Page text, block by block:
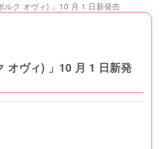
ルク オヴィ) 」10 月 1 日新発売
オヴィ) 」10 月 1 日新発